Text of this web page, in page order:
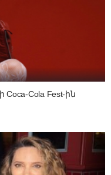
Cola Fest-ին